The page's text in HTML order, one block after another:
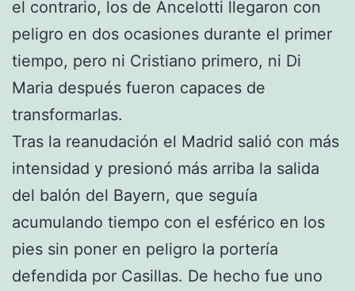
el contrario, los de Ancelotti llegaron con
peligro en dos ocasiones durante el primer
tiempo, pero ni Cristiano primero, ni Di
Maria después fueron capaces de
transformarlas.
Tras la reanudación el Madrid salió con más
intensidad y presionó más arriba la salida
del balón del Bayern, que seguía
acumulando tiempo con el esférico en los
pies sin poner en peligro la portería
defendida por Casillas. De hecho fue uno